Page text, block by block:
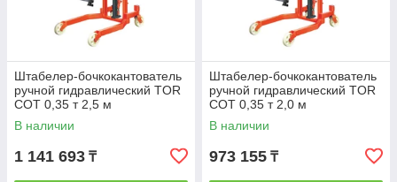
Штабелер-бочкокантователь
ручной гидравлический TOR
COT 0,35 т 2,5 м
В наличии
1 141 693 ₸
Штабелер-бочкокантователь
ручной гидравлический TOR
COT 0,35 т 2,0 м
В наличии
973 155 ₸